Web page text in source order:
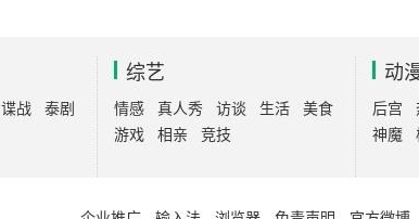
谍战
泰剧
综艺
情感 真人秀 访谈 生活
美食
游戏
相亲 竞技
动
后宫
神魔